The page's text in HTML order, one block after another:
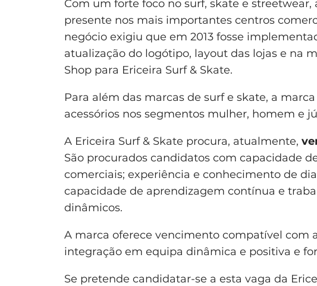
Com um forte foco no surf, skate e streetwear,
presente nos mais importantes centros
negócio exigiu que em 2013 fosse
atualização do logótipo, layout das lojas e na
Shop para Ericeira Surf & Skate.
Para além das marcas de surf e skate, a
acessórios nos segmentos mulher, homem e
A Ericeira Surf & Skate procura, atualmente,
São procurados candidatos com capacidade
comerciais; experiência e conhecimento de
capacidade de aprendizagem contínua e
dinâmicos.
A marca oferece vencimento compatível com
integração em equipa dinâmica e positiva e
Se pretende candidatar-se a esta vaga da